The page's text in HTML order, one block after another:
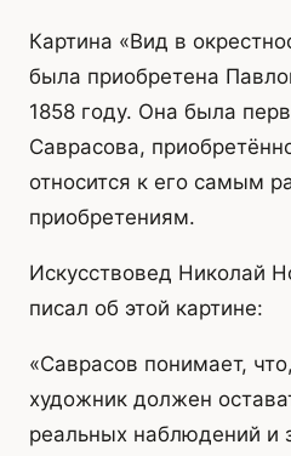
Картина «Вид в
была приобретена
1858 году. Она была
Саврасова,
относится к его самым
приобретениям.
Искусствовед Николай
писал об этой картине:
«Саврасов понимает,
художник должен
реальных наблюдений и